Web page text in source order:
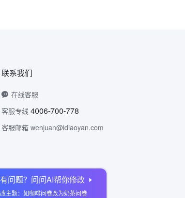
有问题？问问AI帮你修改
改主题：如咖啡问卷改为奶茶问卷
联系我们
在线客服
客服专线 4006-700-778
客服邮箱 wenjuan@idiaoyan.com
问卷网公众号